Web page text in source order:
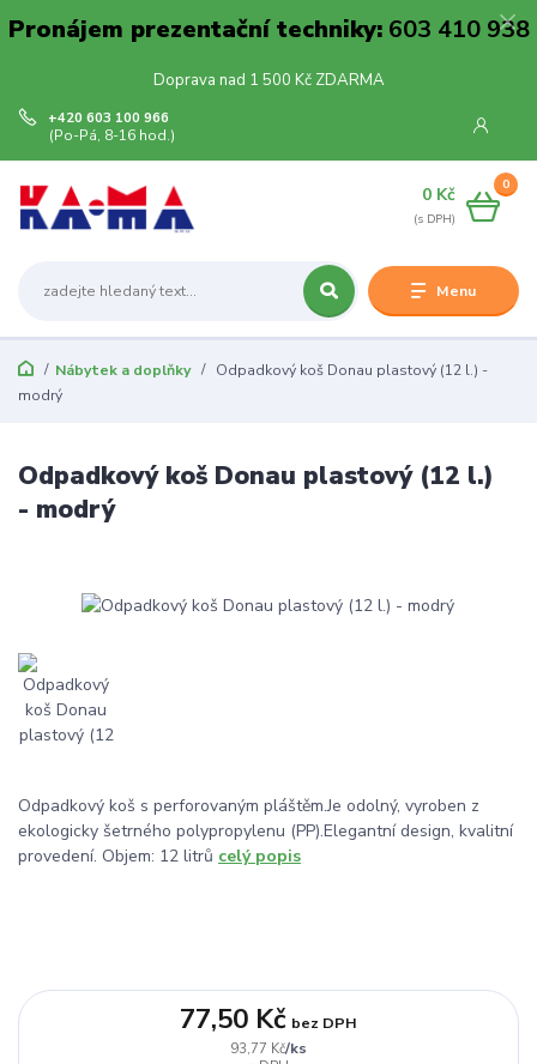
Pronájem prezentační techniky:603 410 938
Doprava nad 1 500 Kč ZDARMA
Menu
+420 603 100 966
(Po-Pá, 8-16 hod.)
0
0 Kč
Nábytek a doplňky
Odpadkový koš Donau plastový (12 l.) -
modrý
Odpadkový koš Donau plastový (12 l.)
- modrý
Odpadkový koš s perforovaným pláštěm.Je odolný, vyroben z
ekologicky šetrného polypropylenu (PP).Elegantní design, kvalitní
provedení. Objem: 12 litrů celý popis
93,77 Kč/ks
77,50 Kč bez DPH